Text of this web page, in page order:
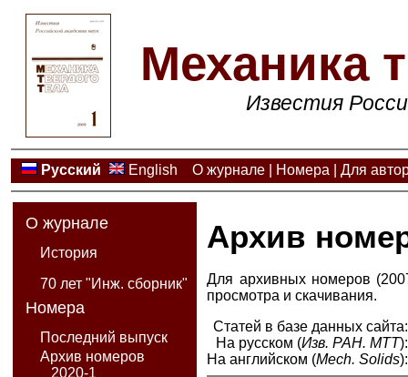
Механика
Известия
Русский English О журнале| Номера Для
О журнале
История
70 лет "Инж. сборник"
Номера
Последний выпуск
Архив номеров
2020-1
Архив
Для архивных номеров
просмотра и скачивания.
Статей в базе данных сайта:
На русском (Изв. РАН. МТТ):
На английском (Mech. Solids):